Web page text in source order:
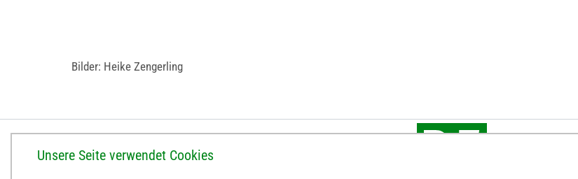
Bilder: Heike Zengerling
BISTUM ERFURT
Bischöfliches Ordinariat
Unsere Seite verwendet Cookies